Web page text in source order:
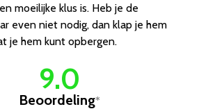
moeilijke klus is. Heb je de
even niet nodig, dan klap je hem
je hem kunt opbergen.
9.0
Beoordeling*